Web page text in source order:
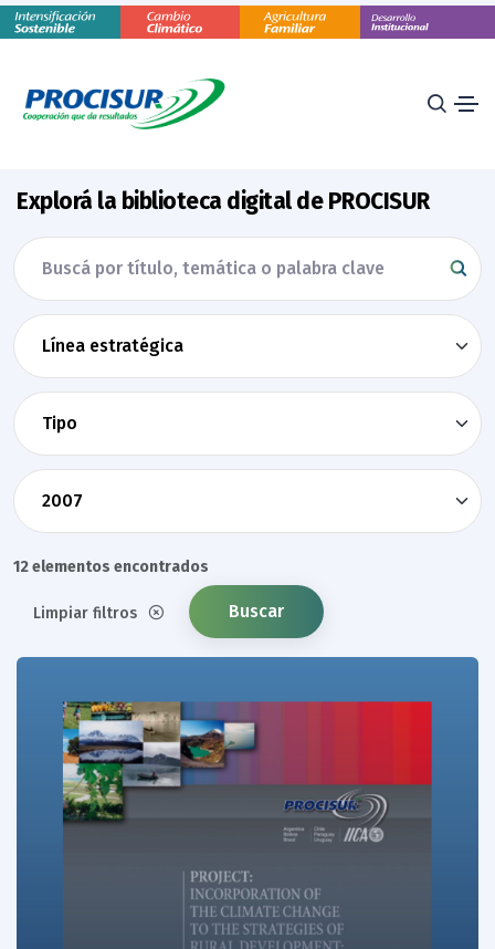
Explorá la biblioteca digital de PROCISUR
12 elementos encontrados
Limpiar filtros Buscar